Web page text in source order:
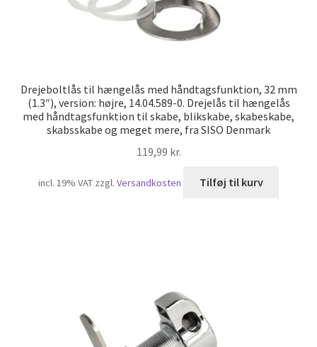
Drejeboltlås til hængelås med håndtagsfunktion, 32 mm
(1.3″), version: højre, 14.04.589-0. Drejelås til hængelås
med håndtagsfunktion til skabe, blikskabe, skabeskabe,
skabsskabe og meget mere, fra SISO Denmark
119,99 kr.
incl. 19% VAT zzgl. Versandkosten Tilføj til kurv